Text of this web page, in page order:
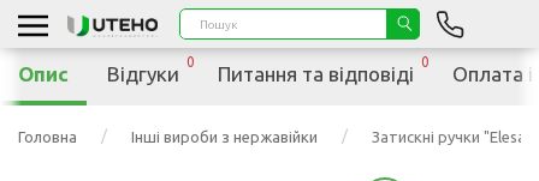
Головна Інші вироби з нержавійки Затискні ручки "Elesa"
Опис Відгуки
0
Питання та відповіді
0
Оплата